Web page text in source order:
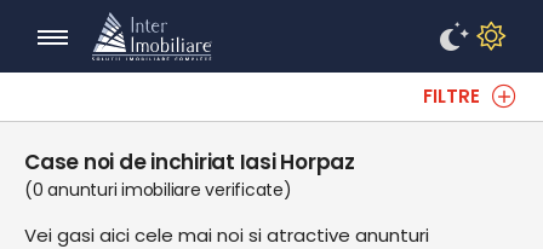
FILTRE
Case noi de inchiriat Iasi Horpaz
(0 anunturi imobiliare verificate)
Vei gasi aici cele mai noi si atractive anunturi